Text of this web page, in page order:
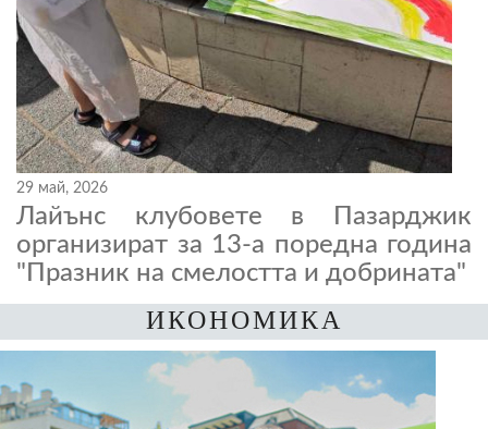
29 май, 2026
Лайънс клубовете в Пазарджик
организират за 13-а поредна година
"Празник на смелостта и добрината"
ИКОНОМИКА